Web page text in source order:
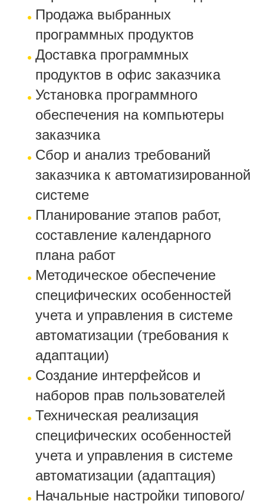
Продажа выбранных
программных продуктов
Доставка программных
продуктов в офис заказчика
Установка программного
обеспечения на компьютеры
заказчика
Сбор и анализ требований
заказчика к автоматизированной
системе
Планирование этапов работ,
составление календарного
плана работ
Методическое обеспечение
специфических особенностей
учета и управления в системе
автоматизации (требования к
адаптации)
Создание интерфейсов и
наборов прав пользователей
Техническая реализация
специфических особенностей
учета и управления в системе
автоматизации (адаптация)
Начальные настройки типового/